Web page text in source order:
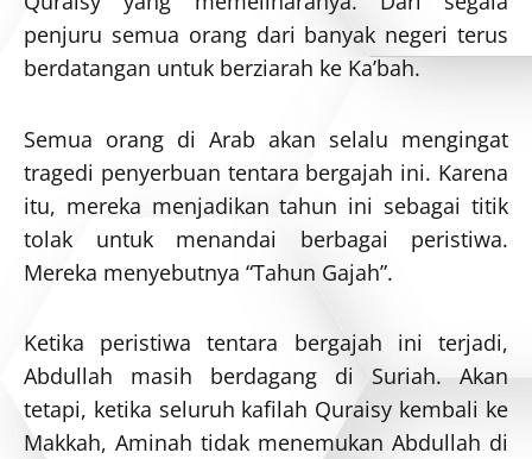
penjuru semua orang dari banyak negeri terus
berdatangan untuk berziarah ke Ka’bah.
Semua orang di Arab akan selalu mengingat
tragedi penyerbuan tentara bergajah ini. Karena
itu, mereka menjadikan tahun ini sebagai titik
tolak untuk menandai berbagai peristiwa.
Mereka menyebutnya “Tahun Gajah”.
Ketika peristiwa tentara bergajah ini terjadi,
Abdullah masih berdagang di Suriah. Akan
tetapi, ketika seluruh kafilah Quraisy kembali ke
Makkah, Aminah tidak menemukan Abdullah di